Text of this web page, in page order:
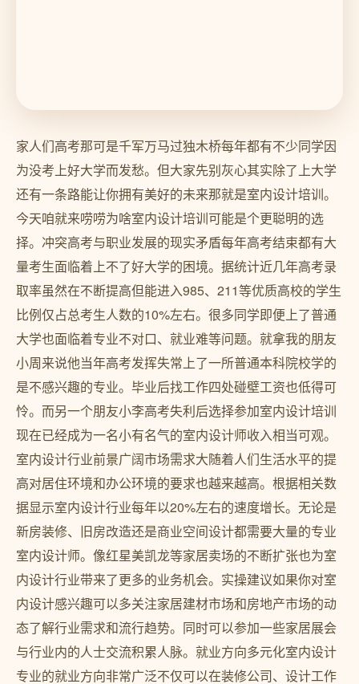
家人们高考那可是千军万马过独木桥每年都有不少同学因
为没考上好大学而发愁。但大家先别灰心其实除了上大学
还有一条路能让你拥有美好的未来那就是室内设计培训。
今天咱就来唠唠为啥室内设计培训可能是个更聪明的选
择。冲突高考与职业发展的现实矛盾每年高考结束都有大
量考生面临着上不了好大学的困境。据统计近几年高考录
取率虽然在不断提高但能进入985、211等优质高校的学生
比例仅占总考生人数的10%左右。很多同学即便上了普通
大学也面临着专业不对口、就业难等问题。就拿我的朋友
小周来说他当年高考发挥失常上了一所普通本科院校学的
是不感兴趣的专业。毕业后找工作四处碰壁工资也低得可
怜。而另一个朋友小李高考失利后选择参加室内设计培训
现在已经成为一名小有名气的室内设计师收入相当可观。
室内设计行业前景广阔市场需求大随着人们生活水平的提
高对居住环境和办公环境的要求也越来越高。根据相关数
据显示室内设计行业每年以20%左右的速度增长。无论是
新房装修、旧房改造还是商业空间设计都需要大量的专业
室内设计师。像红星美凯龙等家居卖场的不断扩张也为室
内设计行业带来了更多的业务机会。实操建议如果你对室
内设计感兴趣可以多关注家居建材市场和房地产市场的动
态了解行业需求和流行趋势。同时可以参加一些家居展会
与行业内的人士交流积累人脉。就业方向多元化室内设计
专业的就业方向非常广泛不仅可以在装修公司、设计工作